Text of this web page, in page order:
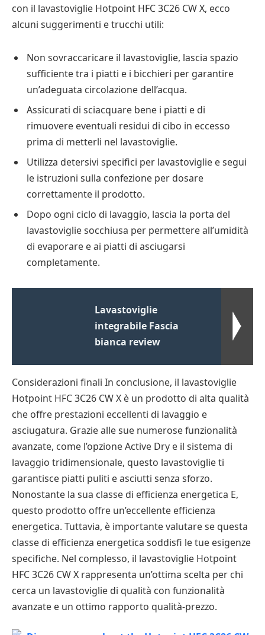
con il lavastoviglie Hotpoint HFC 3C26 CW X, ecco
alcuni suggerimenti e trucchi utili:
Non sovraccaricare il lavastoviglie, lascia spazio
sufficiente tra i piatti e i bicchieri per garantire
un’adeguata circolazione dell’acqua.
Assicurati di sciacquare bene i piatti e di
rimuovere eventuali residui di cibo in eccesso
prima di metterli nel lavastoviglie.
Utilizza detersivi specifici per lavastoviglie e segui
le istruzioni sulla confezione per dosare
correttamente il prodotto.
Dopo ogni ciclo di lavaggio, lascia la porta del
lavastoviglie socchiusa per permettere all’umidità
di evaporare e ai piatti di asciugarsi
completamente.
Lavastoviglie
integrabile Fascia
bianca review
Considerazioni finali In conclusione, il lavastoviglie
Hotpoint HFC 3C26 CW X è un prodotto di alta qualità
che offre prestazioni eccellenti di lavaggio e
asciugatura. Grazie alle sue numerose funzionalità
avanzate, come l’opzione Active Dry e il sistema di
lavaggio tridimensionale, questo lavastoviglie ti
garantisce piatti puliti e asciutti senza sforzo.
Nonostante la sua classe di efficienza energetica E,
questo prodotto offre un’eccellente efficienza
energetica. Tuttavia, è importante valutare se questa
classe di efficienza energetica soddisfi le tue esigenze
specifiche. Nel complesso, il lavastoviglie Hotpoint
HFC 3C26 CW X rappresenta un’ottima scelta per chi
cerca un lavastoviglie di qualità con funzionalità
avanzate e un ottimo rapporto qualità-prezzo.